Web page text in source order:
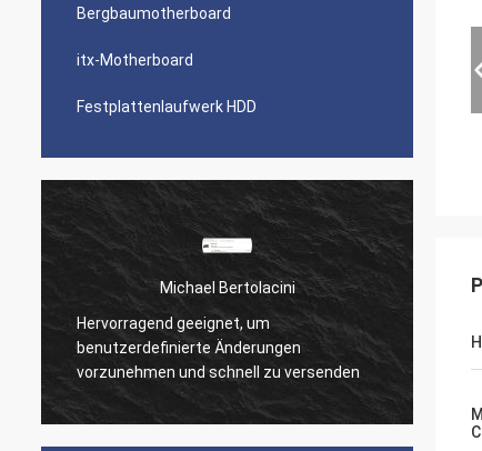
Bergbaumotherboard
itx-Motherboard
Festplattenlaufwerk HDD
Michael Bertolacini
Hervorragend geeignet, um
benutzerdefinierte Änderungen
vorzunehmen und schnell zu versenden